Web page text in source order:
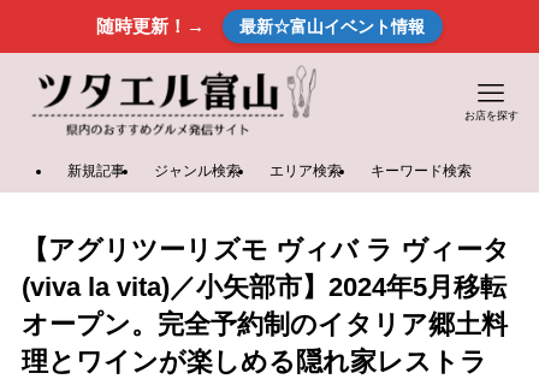
随時更新！→ 最新☆富山イベント情報
お店を探す
新規記事 ジャンル検索 エリア検索 キーワード検索
【アグリツーリズモ ヴィバ ラ ヴィータ
(viva la vita)／小矢部市】2024年5月移転
オープン。完全予約制のイタリア郷土料
理とワインが楽しめる隠れ家レストラ